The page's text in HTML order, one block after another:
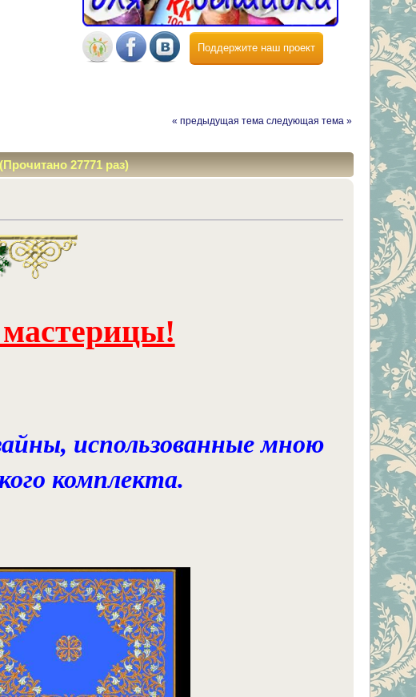
Поддержите наш проект
« предыдущая тема следующая тема »
27771 раз)
использованные мною
комплекта.